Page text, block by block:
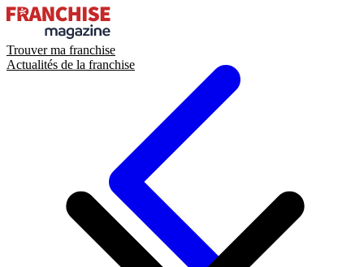
Trouver ma franchise
Actualités de la franchise